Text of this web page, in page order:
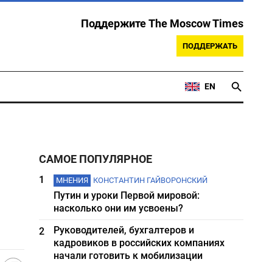
Поддержите The Moscow Times
ПОДДЕРЖАТЬ
EN
САМОЕ ПОПУЛЯРНОЕ
1 МНЕНИЯ КОНСТАНТИН ГАЙВОРОНСКИЙ
Путин и уроки Первой мировой:
насколько они им усвоены?
2
Руководителей, бухгалтеров и
кадровиков в российских компаниях
начали готовить к мобилизации